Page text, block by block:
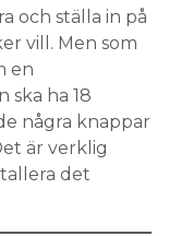
och ställa in på
vill. Men som
en
ska ha 18
några knappar
är verklig
det